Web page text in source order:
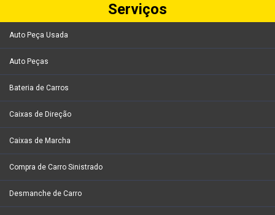
Serviços
Auto Peça Usada
Auto Peças
Bateria de Carros
Caixas de Direção
Caixas de Marcha
Compra de Carro Sinistrado
Desmanche de Carro